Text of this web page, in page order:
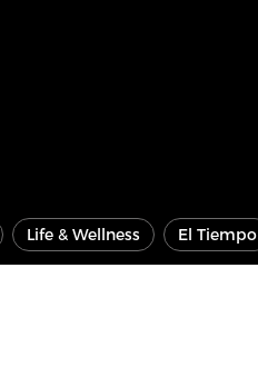
Life & Wellness El Tiempo